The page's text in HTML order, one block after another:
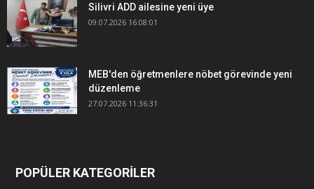
Silivri ADD ailesine yeni üye
09.07.2026 16:08:01
MEB'den öğretmenlere nöbet görevinde yeni
düzenleme
27.07.2026 11:36:31
POPÜLER KATEGORİLER